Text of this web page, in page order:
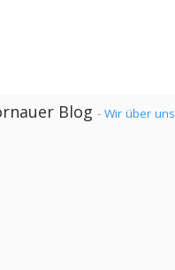
Blog - Wir über uns